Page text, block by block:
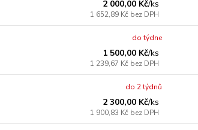
2 000,00 Kč/ks
1 652,89 Kč bez DPH
1 500,00 Kč/ks
1 239,67 Kč bez DPH
do týdne
2 300,00 Kč/ks
1 900,83 Kč bez DPH
do 2 týdnů